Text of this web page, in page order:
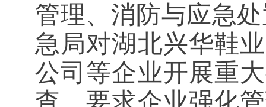
管理、消防与应急
急局对湖北兴华鞋
公司等企业开展重